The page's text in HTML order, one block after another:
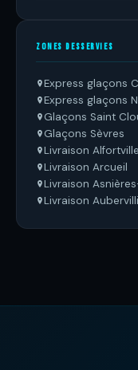
ZONES DESSERVIES
Express glaçons
Express glaçons
Glaçons Saint
Glaçons Sèvres
Livraison Alfortville
Livraison Arcueil
Livraison
Livraison